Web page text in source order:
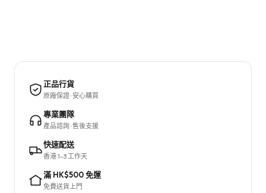
正品行貨
原廠保證 · 安心購買
專業團隊
產品諮詢 · 售後支援
快速配送
香港 1–3 工作天
滿 HK$500 免運
免費送貨上門